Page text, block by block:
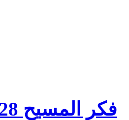
فكر المسيح 28 يوليو 2017